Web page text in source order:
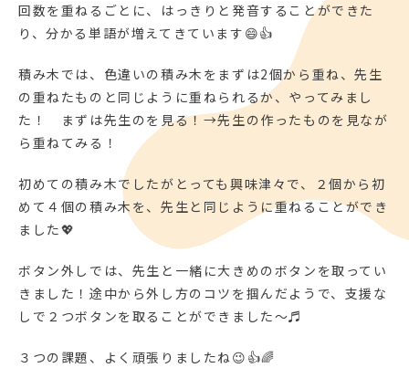
回数を重ねるごとに、はっきりと発音することができた
り、分かる単語が増えてきています😄👍
積み木では、色違いの積み木をまずは2個から重ね、先生
の重ねたものと同じように重ねられるか、やってみまし
た！ まずは先生のを見る！→先生の作ったものを見なが
ら重ねてみる！
初めての積み木でしたがとっても興味津々で、２個から初
めて４個の積み木を、先生と同じように重ねることができ
ました💖
ボタン外しでは、先生と一緒に大きめのボタンを取ってい
きました！途中から外し方のコツを掴んだようで、支援な
しで２つボタンを取ることができました～♬
３つの課題、よく頑張りましたね😉👍🌈